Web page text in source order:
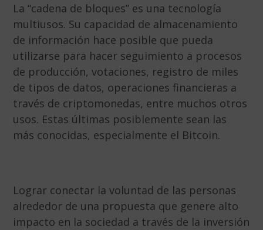
La “cadena de bloques” es una tecnología
multiusos. Su capacidad de almacenamiento
de información hace posible que pueda
utilizarse para hacer seguimiento a procesos
de producción, votaciones, registro de miles
de tipos de datos, operaciones financieras a
través de criptomonedas, entre muchos otros
usos. Estas últimas posiblemente sean las
más conocidas, especialmente el Bitcoin.
Lograr conectar la voluntad de las personas
alrededor de una propuesta que genere alto
impacto en la sociedad a través de la inversión